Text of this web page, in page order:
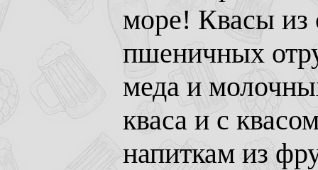
море! Квасы из
пшеничных
меда и
кваса и с
напиткам из